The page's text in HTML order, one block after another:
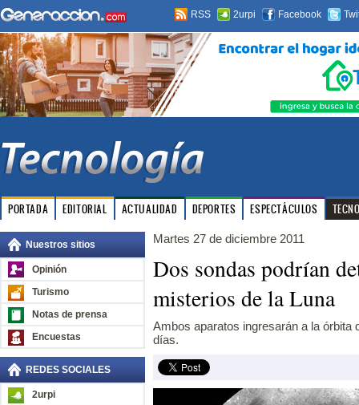
RSS 2urpi Facebook
PORTADA EDITORIAL ACTUALIDAD DEPORTES ESPECTÁCULOS
Nuestros sitios
Opinión
Turismo
Notas de prensa
Encuestas
REDES SOCIALES
2urpi
Martes 27 de diciembre 2011
Dos sondas podrían
misterios de la Luna
Ambos aparatos ingresarán a la órbita
días.